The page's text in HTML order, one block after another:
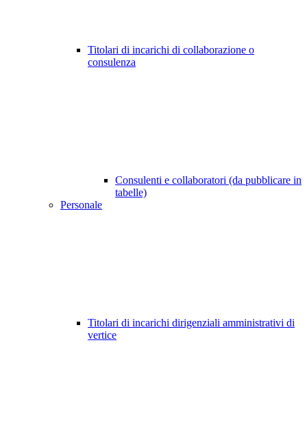
Titolari di incarichi di collaborazione o
consulenza
Consulenti e collaboratori (da pubblicare in
tabelle)
Personale
Titolari di incarichi dirigenziali amministrativi di
vertice